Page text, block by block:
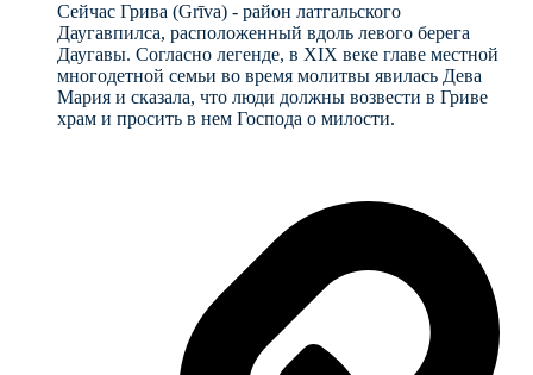
Сейчас Грива (Grīva) - район латгальского
Даугавпилса, расположенный вдоль левого берега
Даугавы. Согласно легенде, в XIX веке главе местной
многодетной семьи во время молитвы явилась Дева
Мария и сказала, что люди должны возвести в Гриве
храм и просить в нем Господа о милости.